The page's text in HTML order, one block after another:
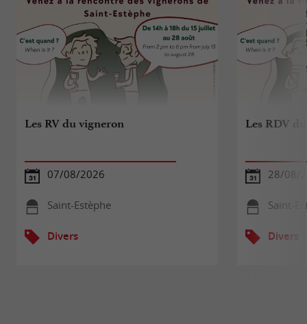
Les RV du vigneron
07/08/2026
Saint-Estèphe
Divers
Les RDV
28/08/
Saint-
Divers